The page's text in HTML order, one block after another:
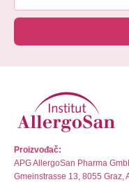
Proizvođač:
APG AllergoSan Pharma
Gmeinstrasse 13, 8055 Graz,